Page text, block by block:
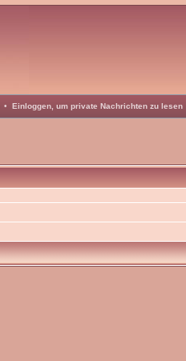
• Einloggen, um private Nachrichten zu lesen